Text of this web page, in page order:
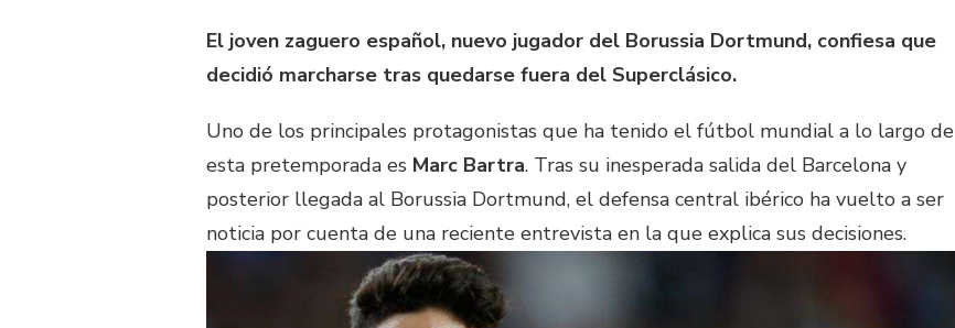
El joven zaguero español, nuevo jugador del Borussia Dortmund, confiesa que
decidió marcharse tras quedarse fuera del Superclásico.
Uno de los principales protagonistas que ha tenido el fútbol mundial a lo largo de
esta pretemporada es Marc Bartra. Tras su inesperada salida del Barcelona y
posterior llegada al Borussia Dortmund, el defensa central ibérico ha vuelto a ser
noticia por cuenta de una reciente entrevista en la que explica sus decisiones.